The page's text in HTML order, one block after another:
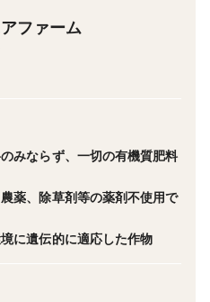
箱（外寸20×25×5cm）に
。約１kgの分量となりま
いろいろな料理に使えます
や、湯通ししたうえでド
えてシンプルに食べるのも
ご指定は対応しておりませ
ファーム
みならず、一切の有機質肥料
薬、除草剤等の薬剤不使用で
に遺伝的に適応した作物